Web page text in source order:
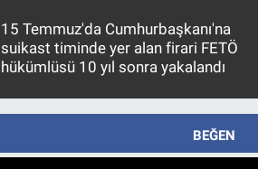
15 Temmuz'da Cumhurbaşkanı'na
suikast timinde yer alan firari FETÖ
hükümlüsü 10 yıl sonra yakalandı
BEĞEN